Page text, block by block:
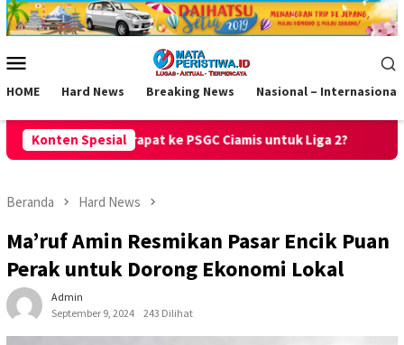
Loncat
ke
Mobile
HOME Hard News Breaking News Nasional – Internasional
Konten Spesial
Ciamis untuk Liga 2? Raih Predikat Sangat Baik, PPID
Beranda Hard News
Ma’ruf Amin Resmikan Pasar Encik Puan
Perak untuk Dorong Ekonomi Lokal
Admin
September 9, 2024
243 Dilihat